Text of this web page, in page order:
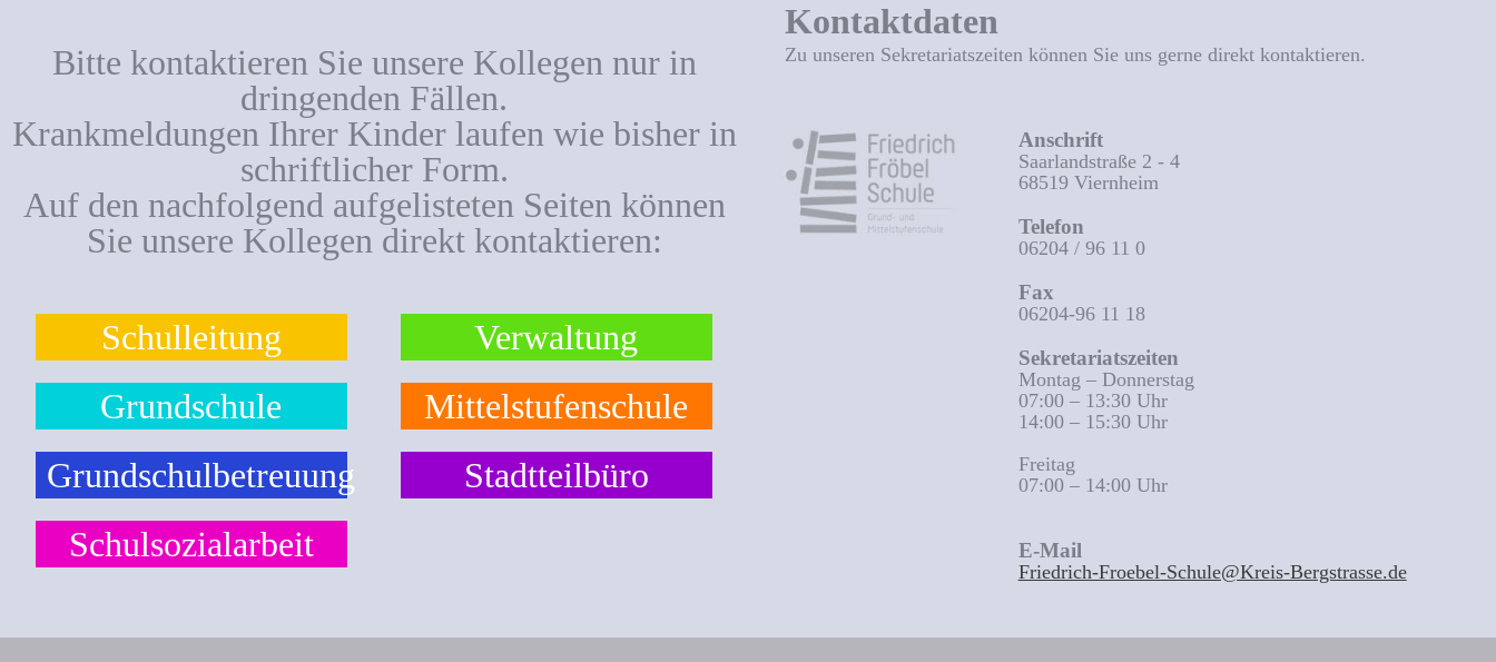
Bitte kontaktieren Sie unsere Kollegen nur in
dringenden Fällen.
Krankmeldungen Ihrer Kinder laufen wie bisher in
schriftlicher Form.
Auf den nachfolgend aufgelisteten Seiten können
Sie unsere Kollegen direkt kontaktieren:
Schulleitung
Verwaltung
Grundschule
Mittelstufenschule
Grundschulbetreuung
Stadtteilbüro
Schulsozialarbeit
Kontaktdaten
Zu unseren Sekretariatszeiten können Sie uns gerne direkt kontaktieren.
Anschrift
Saarlandstraße 2 - 4
68519 Viernheim
Telefon
06204 / 96 11 0
Fax
06204-96 11 18
Sekretariatszeiten
Montag – Donnerstag
07:00 – 13:30 Uhr
14:00 – 15:30 Uhr
Freitag
07:00 – 14:00 Uhr
E-Mail
Friedrich-Froebel-Schule@Kreis-Bergstrasse.de